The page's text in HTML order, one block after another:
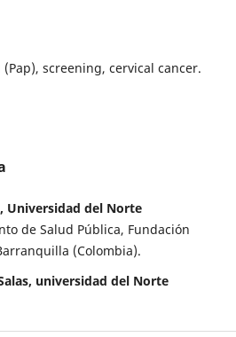
(Pap), screening, cervical cancer.
Universidad del Norte
de Salud Pública, Fundación
(Colombia).
universidad del Norte